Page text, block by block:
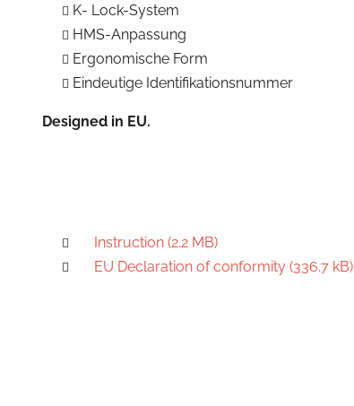
K- Lock-System
HMS-Anpassung
Ergonomische Form
Eindeutige Identifikationsnummer
Designed in EU.
Instruction (2.2 MB)
EU Declaration of conformity (336.7 kB)